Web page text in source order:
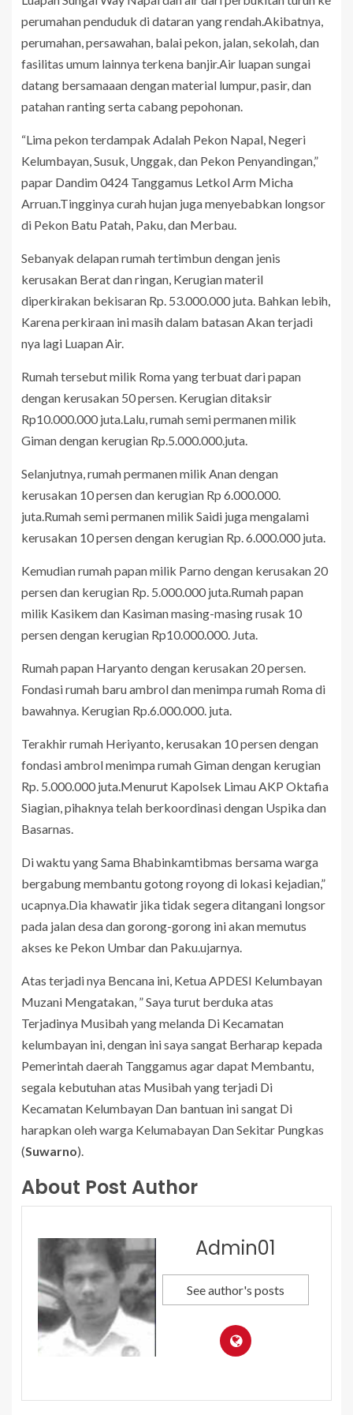
perumahan penduduk di dataran yang rendah.Akibatnya,
perumahan, persawahan, balai pekon, jalan, sekolah, dan
fasilitas umum lainnya terkena banjir.Air luapan sungai
datang bersamaaan dengan material lumpur, pasir, dan
patahan ranting serta cabang pepohonan.
“Lima pekon terdampak Adalah Pekon Napal, Negeri
Kelumbayan, Susuk, Unggak, dan Pekon Penyandingan,”
papar Dandim 0424 Tanggamus Letkol Arm Micha
Arruan.Tingginya curah hujan juga menyebabkan longsor
di Pekon Batu Patah, Paku, dan Merbau.
Sebanyak delapan rumah tertimbun dengan jenis
kerusakan Berat dan ringan, Kerugian materil
diperkirakan bekisaran Rp. 53.000.000 juta. Bahkan lebih,
Karena perkiraan ini masih dalam batasan Akan terjadi
nya lagi Luapan Air.
Rumah tersebut milik Roma yang terbuat dari papan
dengan kerusakan 50 persen. Kerugian ditaksir
Rp10.000.000 juta.Lalu, rumah semi permanen milik
Giman dengan kerugian Rp.5.000.000.juta.
Selanjutnya, rumah permanen milik Anan dengan
kerusakan 10 persen dan kerugian Rp 6.000.000.
juta.Rumah semi permanen milik Saidi juga mengalami
kerusakan 10 persen dengan kerugian Rp. 6.000.000 juta.
Kemudian rumah papan milik Parno dengan kerusakan 20
persen dan kerugian Rp. 5.000.000 juta.Rumah papan
milik Kasikem dan Kasiman masing-masing rusak 10
persen dengan kerugian Rp10.000.000. Juta.
Rumah papan Haryanto dengan kerusakan 20 persen.
Fondasi rumah baru ambrol dan menimpa rumah Roma di
bawahnya. Kerugian Rp.6.000.000. juta.
Terakhir rumah Heriyanto, kerusakan 10 persen dengan
fondasi ambrol menimpa rumah Giman dengan kerugian
Rp. 5.000.000 juta.Menurut Kapolsek Limau AKP Oktafia
Siagian, pihaknya telah berkoordinasi dengan Uspika dan
Basarnas.
Di waktu yang Sama Bhabinkamtibmas bersama warga
bergabung membantu gotong royong di lokasi kejadian,”
ucapnya.Dia khawatir jika tidak segera ditangani longsor
pada jalan desa dan gorong-gorong ini akan memutus
akses ke Pekon Umbar dan Paku.ujarnya.
Atas terjadi nya Bencana ini, Ketua APDESI Kelumbayan
Muzani Mengatakan, ” Saya turut berduka atas
Terjadinya Musibah yang melanda Di Kecamatan
kelumbayan ini, dengan ini saya sangat Berharap kepada
Pemerintah daerah Tanggamus agar dapat Membantu,
segala kebutuhan atas Musibah yang terjadi Di
Kecamatan Kelumbayan Dan bantuan ini sangat Di
harapkan oleh warga Kelumabayan Dan Sekitar Pungkas
(Suwarno).
About Post Author
Admin01
See author's posts